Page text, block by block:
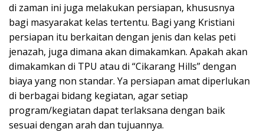
di zaman ini juga melakukan persiapan, khususnya
bagi masyarakat kelas tertentu. Bagi yang Kristiani
persiapan itu berkaitan dengan jenis dan kelas peti
jenazah, juga dimana akan dimakamkan. Apakah akan
dimakamkan di TPU atau di “Cikarang Hills” dengan
biaya yang non standar. Ya persiapan amat diperlukan
di berbagai bidang kegiatan, agar setiap
program/kegiatan dapat terlaksana dengan baik
sesuai dengan arah dan tujuannya.